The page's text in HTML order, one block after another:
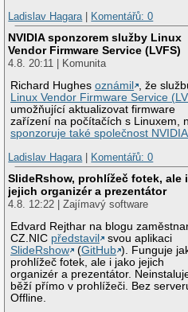
Ladislav Hagara| Komentářů: 0
NVIDIA sponzorem služby Linux
Vendor Firmware Service (LVFS)
4.8. 20:11 | Komunita
Richard Hughesoznámil
, že
Linux Vendor Firmware Service
umožňující aktualizovat firmware
zařízení na počítačích s Linuxem,
sponzoruje také společnost NVIDIA
Ladislav Hagara| Komentářů: 0
SlideRshow, prohlížeč fotek, ale i
jejich organizér a prezentátor
4.8. 12:22 | Zajímavý software
Edvard Rejthar na blogu
CZ.NIC představil
svou aplikaci
SlideRshow
(GitHub ). Funguje
prohlížeč fotek, ale i jako jejich
organizér a prezentátor.
běží přímo v prohlížeči. Bez
Offline.